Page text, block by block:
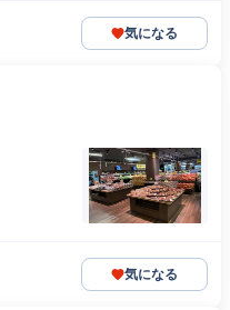
気になる
気になる